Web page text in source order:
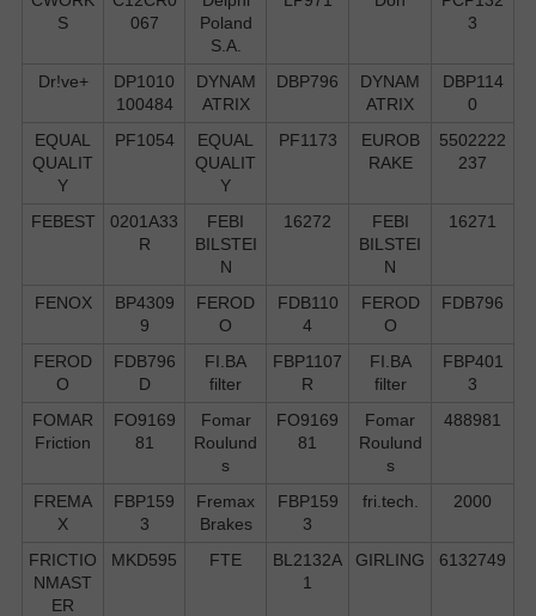
S
067
Poland
S.А.
3
Dr!ve+
DP1010
100484
DYNAM
ATRIX
DBP796
DYNAM
ATRIX
DBP114
0
EQUAL
QUALIT
Y
PF1054
EQUAL
QUALIT
Y
PF1173
EUROB
RAKE
5502222
237
FEBEST
0201A33
R
FEBI
BILSTEI
N
16272
FEBI
BILSTEI
N
16271
FENOX
BP4309
9
FEROD
O
FDB110
4
FEROD
O
FDB796
FEROD
O
FDB796
D
FI.BA
filter
FBP1107
R
FI.BA
filter
FBP401
3
FOMAR
Friction
FO9169
81
Fomar
Roulund
s
FO9169
81
Fomar
Roulund
s
488981
FREMA
X
FBP159
3
Fremax
Brakes
FBP159
3
fri.tech. 2000
FRICTIO
NMAST
ER
MKD595 FTE
BL2132A
1
GIRLING 6132749